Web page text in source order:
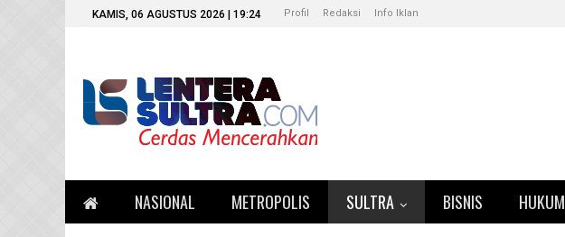
KAMIS, 06 AGUSTUS 2026 | 19:24 Profil Redaksi Info Iklan
NASIONAL METROPOLIS SULTRA BISNIS HUKUM